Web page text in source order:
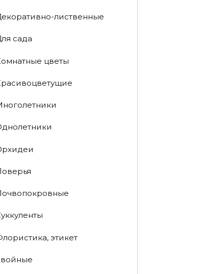
лиственные
сада
цветы
этикет